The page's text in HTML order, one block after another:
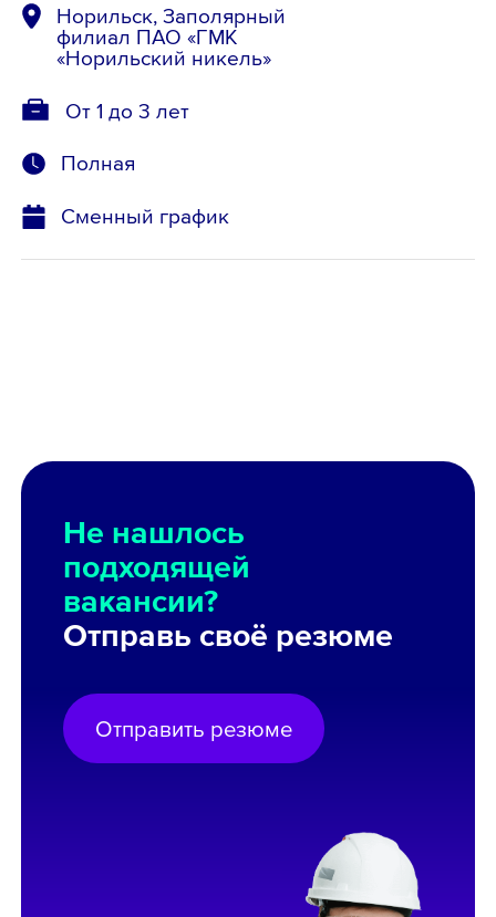
Норильск, Заполярный
филиал ПАО «ГМК
«Норильский никель»
От 1 до 3 лет
Полная
Сменный график
Не нашлось
подходящей
вакансии?
Отправь своё резюме
Отправить резюме